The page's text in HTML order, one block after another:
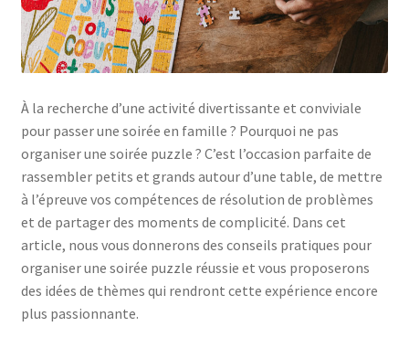
À la recherche d’une activité divertissante et conviviale
pour passer une soirée en famille ? Pourquoi ne pas
organiser une soirée puzzle ? C’est l’occasion parfaite de
rassembler petits et grands autour d’une table, de mettre
à l’épreuve vos compétences de résolution de problèmes
et de partager des moments de complicité. Dans cet
article, nous vous donnerons des conseils pratiques pour
organiser une soirée puzzle réussie et vous proposerons
des idées de thèmes qui rendront cette expérience encore
plus passionnante.